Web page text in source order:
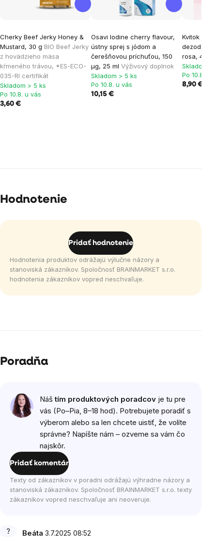
Cherky Beef Jerky Honey &
Mustard, 30 g BIO Beef Jerky
z hovädzieho mäsa
kŕmeného trávou, *ES-ECO-
035-RI certifikát
Skladom > 5 ks
Po 10.8. u vás
3,60 €
Osavi Iodine cherry flavour,
ústny sprej s jódom a
čerešňovou príchuťou, 150
µg, 25 ml Výživový doplnok
Skladom > 5 ks
Po 10.8. u vás
10,15 €
Kvitok
rosa, 42 ml
Skladom >
Po 10.8. u
8,90 €
Hodnotenie
Pridať hodnotenie
Hodnotenia produktov odrážajú výlučne názory a
stanoviská zákazníkov. Spoločnosť BRAINMARKET s.r.o.
hodnotenia zákazníkov vopred neschvaľuje.
Poradňa
diskusií
Náštím produktových poradcov je tu pre
vás (Po–Pia, 8–18 hod). Potrebujete poradiť s
výberom alebo sa len chcete uistiť, že volíte
správne? Napíšte nám – ozveme sa vám čo
najskôr.
Pridať komentár
Texty od zákazníkov v poradni odrážajú výhradne názory a
stanoviská zákazníkov. Spoločnosť BRAINMARKET s.r.o. texty
zákazníkov vopred neschvaľuje ani neoveruje.
Beáta 3.7.2025 08:52